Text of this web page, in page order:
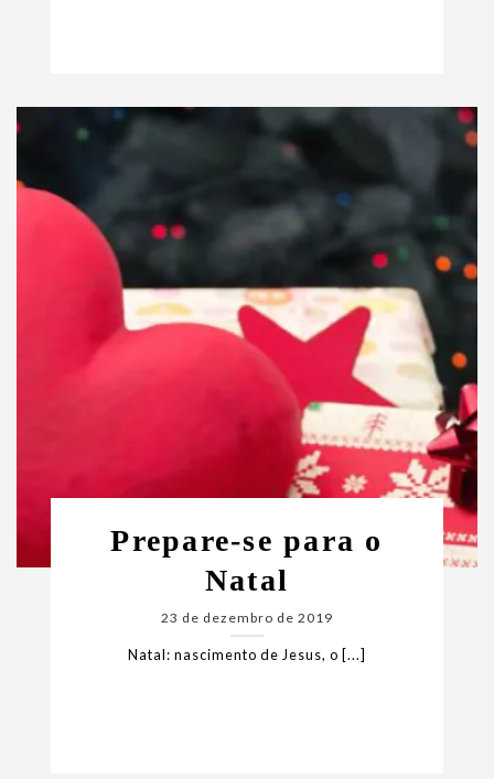
Prepare-se para o
Natal
23 de dezembro de 2019
Natal: nascimento de Jesus, o [...]